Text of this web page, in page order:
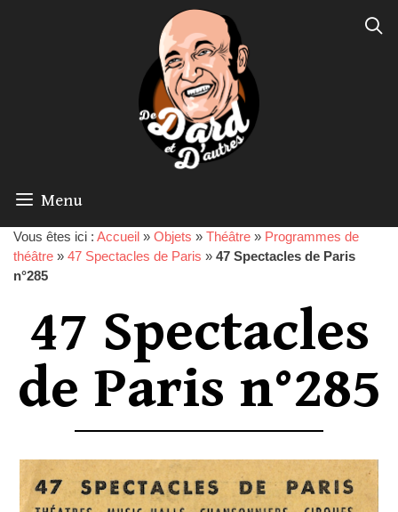
Menu
Vous êtes ici : Accueil » Objets » Théâtre » Programmes de
théâtre » 47 Spectacles de Paris » 47 Spectacles de Paris
n°285
47 Spectacles
de Paris n°285